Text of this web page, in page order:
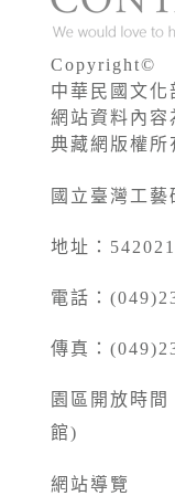
Copyright©
中華民國文化
網站資料內
典藏網版權所
國立臺灣工
地址：
電話：
傳真：
園區開放時
館)
網站導覽